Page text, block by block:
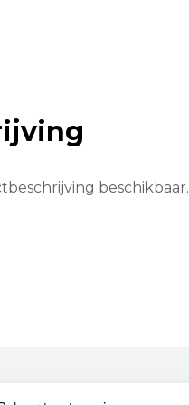
beschikbaar.